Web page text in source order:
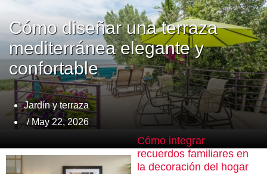
Cómo diseñar una terraza
mediterránea elegante y
confortable
Jardín y terraza
/ May 22, 2026
Cómo integrar
recuerdos familiares en
la decoración del hogar